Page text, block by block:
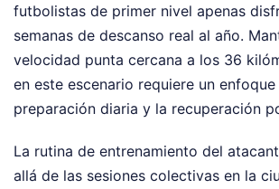
futbolistas de primer nivel apenas
semanas de descanso real al año.
velocidad punta cercana a los 36
en este escenario requiere un
preparación diaria y la recuperación
La rutina de entrenamiento del
allá de las sesiones colectivas en la